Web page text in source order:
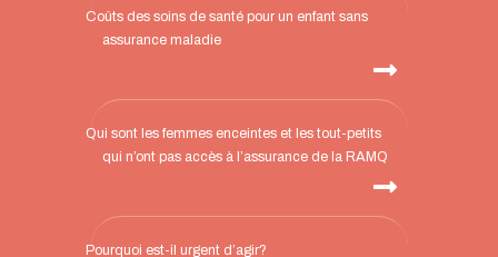
Coûts des soins de santé pour un enfant sans
assurance maladie
Qui sont les femmes enceintes et les tout-petits
qui n’ont pas accès à l’assurance de la RAMQ
Pourquoi est-il urgent d’agir?